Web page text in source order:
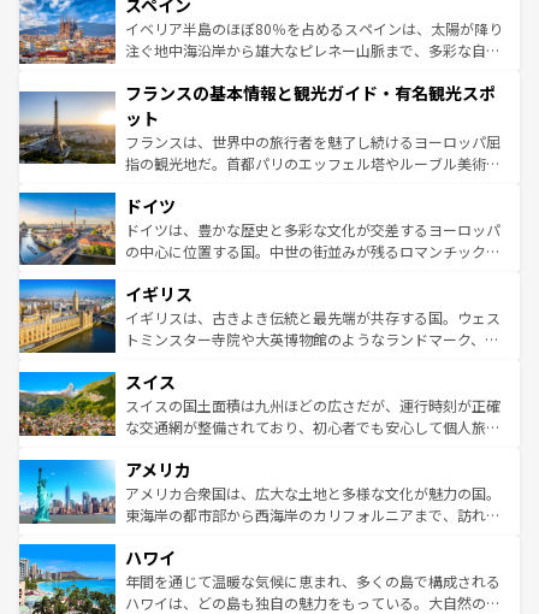
ろん、トスカーナの美しい田園風景やアマルフィ海岸の絶
景など、自然景観も見逃せない。観光の合間には、本場の
ピザやパスタなど、絶品のイタリア料理を堪能することも
ませてくれるイタリアで、忘れられない旅をしてみよう！
なお、新着のイタリア情報は
しい。
スペイン
イベリア半島のほぼ80％を占めるスペインは、太陽が降り
注ぐ地中海沿岸から雄大なピレネー山脈まで、多彩な自然
文化が根付くこの国では、情熱的なフラメンコ、熱気あふ
れる闘牛、そして美味しいタパスが生活の一部となってい
る。首都マドリードの洗練された雰囲気や、バルセロナの
アートに溢れた街角から、地方では古代ローマ遺跡や中世
せる。地方によって風土や気候が異なるスペインはその個
性で訪れる人を魅了する。 なお、新着のスペイン情報は コ
ンテンツ一覧を参照してほしい。
フランスの基本情報と観光ガイド・有名観光スポ
ット
フランスは、世界中の旅行者を魅了し続けるヨーロッパ屈
指の観光地だ。首都パリのエッフェル塔やルーブル美術館
で、幅広い魅力が詰まっている。華麗な宮殿、歴史的な大
聖堂、美しいビーチ、そして豊かな自然が、訪れる者を心
から魅了する。また、フランスは美食の国としても知ら
いる。シャンパンの発祥地であるランス、プロヴァンスの
香り高いラベンダー畑など、多彩な楽しみ方が可能だ。さ
らに、パリ以外の地域にも魅力が溢れており、どの街角に
れる地方に足を運ぶとそれぞれで全く異なる文化を体験で
きるだろう。 なお、新着のフランス情報はコンテンツ一覧
を参照してほしい。
ドイツ
ドイツは、豊かな歴史と多彩な文化が交差するヨーロッパ
の中心に位置する国。中世の街並みが残るロマンチック街
顔を持つこの国は、どこを歩いても飽きることがない。ベ
ルリンの文化的活気、バイエルン州のアルプスの絶景、そ
してライン川沿いのワイン畑といった風景は必見。ビール
は、お酒好きな人にはぜひ体験してほしい。 なお、新着の
ドイツ情報はコンテンツ一覧を参照してほしい。
イギリス
イギリスは、古きよき伝統と最先端が共存する国。ウェス
トミンスター寺院や大英博物館のようなランドマーク、歴
リアごとに異なる魅力がある。また、優雅なアフタヌーン
ティー、ビール好きにはたまらない英国パブ、サッカー観
戦など、本場だからこそできる体験も豊富。イギリスを旅
ンツ一覧を参照してほしい。
スイス
スイスの国土面積は九州ほどの広さだが、運行時刻が正確
な交通網が整備されており、初心者でも安心して個人旅行
の建物がそのまま残る町や、スイスならではのユニークな
博物館もあり、アルプス観光だけでなく町歩きも満喫する
ことができる。国民の所得が高いため物価も高いが、旅行
ば市内交通費無料で観光を楽しむこともできる。 なお、新
着のスイス情報はコンテンツ一覧 を参照してほしい。
アメリカ
アメリカ合衆国は、広大な土地と多様な文化が魅力の国。
東海岸の都市部から西海岸のカリフォルニアまで、訪れる
のような巨大都市は、観光、ショッピング、エンターテイ
ンメントが詰まった刺激的なスポットだ。一方、アメリカ
西部には大自然が広がり、グランドキャニオンやイエロー
ハワイ
年間を通じて温暖な気候に恵まれ、多くの島で構成される
ハワイは、どの島も独自の魅力をもっている。大自然の神